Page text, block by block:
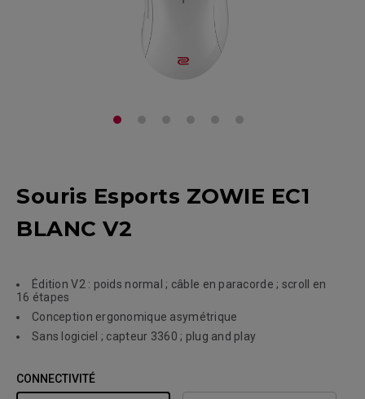
Souris Esports ZOWIE EC1
BLANC V2
Édition V2 : poids normal ; câble en paracorde ; scroll en
16 étapes
Conception ergonomique asymétrique
Sans logiciel ; capteur 3360 ; plug and play
CONNECTIVITÉ